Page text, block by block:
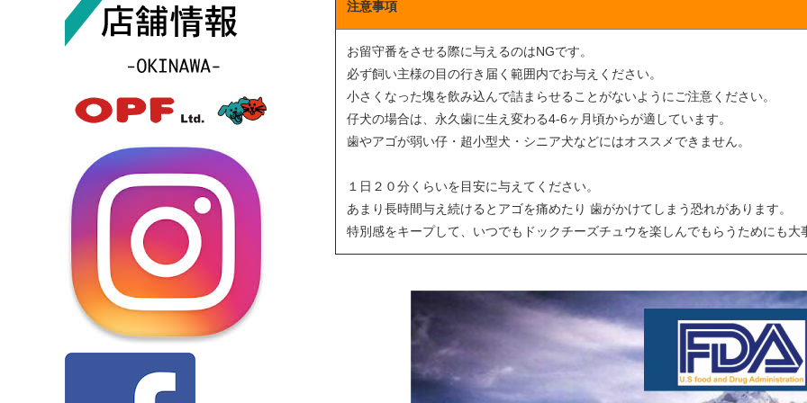
注意事項
お留守番をさせる際に与えるのはNGです。
必ず飼い主様の目の行き届く範囲内でお与えください。
小さくなった塊を飲み込んで詰まらせることがないようにご注意ください。
仔犬の場合は、永久歯に生え変わる4-6ヶ月頃からが適しています。
歯やアゴが弱い仔・超小型犬・シニア犬などにはオススメできません。
１日２０分くらいを目安に与えてください。
あまり長時間与え続けるとアゴを痛めたり 歯がかけてしまう恐れがあります。
特別感をキープして、いつでもドックチーズチュウを楽しんでもらうためにも大